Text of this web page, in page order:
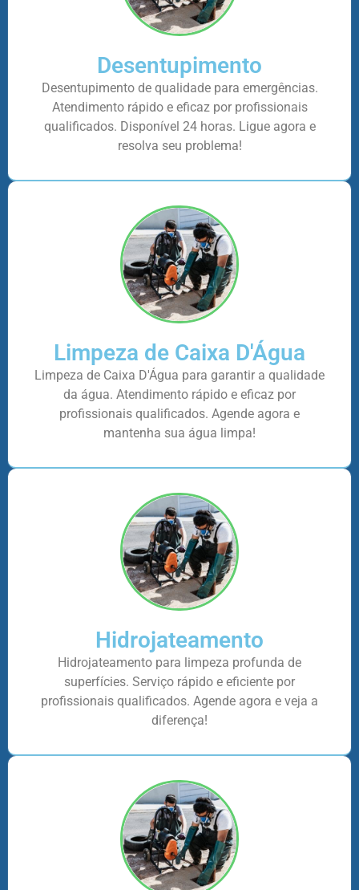
Desentupimento
Desentupimento de qualidade para emergências.
Atendimento rápido e eficaz por profissionais
qualificados. Disponível 24 horas. Ligue agora e
resolva seu problema!
Limpeza de Caixa D'Água
Limpeza de Caixa D'Água para garantir a qualidade
da água. Atendimento rápido e eficaz por
profissionais qualificados. Agende agora e
mantenha sua água limpa!
Hidrojateamento
Hidrojateamento para limpeza profunda de
superfícies. Serviço rápido e eficiente por
profissionais qualificados. Agende agora e veja a
diferença!